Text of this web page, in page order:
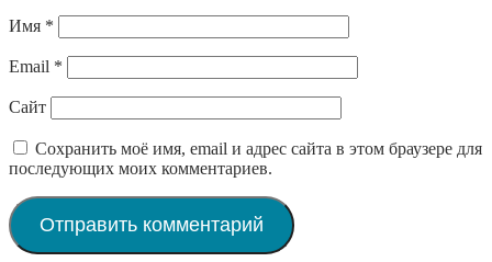
Имя *
Email *
Сайт
Сохранить моё имя, email и адрес сайта в этом браузере для
последующих моих комментариев.